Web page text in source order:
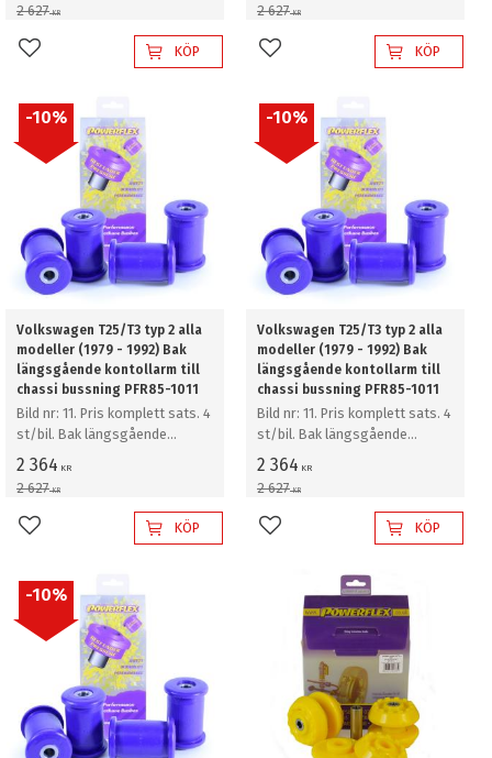
2 627KR
Lägg till i favoriterKÖP
2 627KR
Lägg till i favoriterKÖP
Volkswagen T25/T3 typ 2 alla
modeller (1979 - 1992) Bak
längsgående kontollarm till
chassi bussning PFR85-1011
Bild nr: 11. Pris komplett sats. 4
st/bil. Bak längsgående
kontollarm till chassi bussning
2 364 KR
2 627KR
10%
Lägg till i favoriterKÖP
Volkswagen T25/T3 typ 2 alla
modeller (1979 - 1992) Bak
längsgående kontollarm till
chassi bussning PFR85-1011
Bild nr: 11. Pris komplett sats. 4
st/bil. Bak längsgående
kontollarm till chassi bussning
2 364 KR
2 627KR
10%
Lägg till i favoriterKÖP
10%